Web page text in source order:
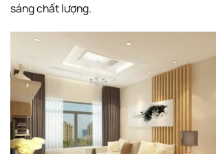
sáng chất lượng.